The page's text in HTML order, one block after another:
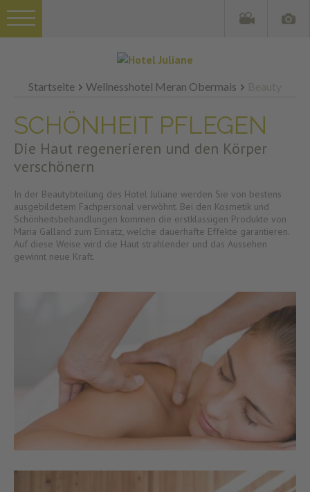
Startseite Wellnesshotel Meran Obermais
SCHÖNHEIT PFLEGEN
Die Haut regenerieren und den Körper
verschönern
In der Beautybteilung des Hotel Juliane werden Sie von bestens
ausgebildetem Fachpersonal verwöhnt. Bei den Kosmetik und
Schönheitsbehandlungen kommen die erstklassigen Produkte von
Maria Galland zum Einsatz, welche dauerhafte Effekte garantieren.
Auf diese Weise wird die Haut strahlender und das Aussehen
gewinnt neue Kraft.